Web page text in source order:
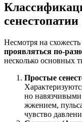
сенестопатии
Несмотря на
проявляться по-
несколько основных
Простые
но
жжением,
чувство